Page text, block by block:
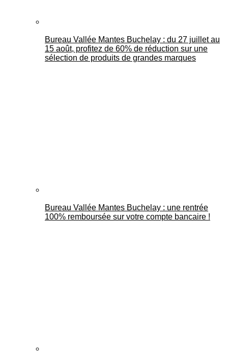
Bureau Vallée Mantes Buchelay : du 27 juillet au
15 août, profitez de 60% de réduction sur une
sélection de produits de grandes marques
Bureau Vallée Mantes Buchelay : une rentrée
100% remboursée sur votre compte bancaire !